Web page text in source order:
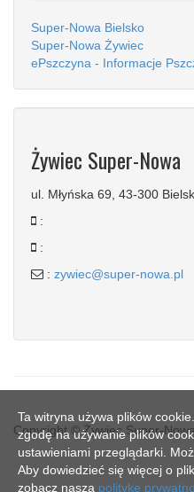
Super-Nowa Bielsko
Super-Nowa Żywiec
ePszczyna - Informacje
Żywiec Super-Nowa
ul. Młyńska 69, 43-300
:
:
: zywiec@super-nowa.pl
Copyright © Żywiec Super-
Ta witryna używa plików
zgodę na używanie plików
ustawieniami przeglądarki.
Aby dowiedzieć się więcej o
zobacz naszą politykę